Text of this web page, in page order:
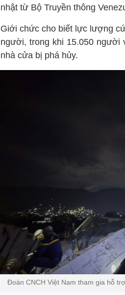
nhật từ Bộ Truyền thông
Giới chức cho biết lực lượng
người, trong khi 15.050 người
nhà cửa bị phá hủy.
Đoàn CNCH Việt Nam tham gia hỗ